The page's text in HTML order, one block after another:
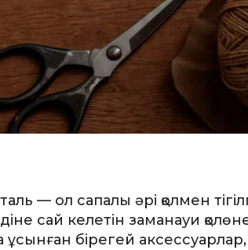
— ол сапалы әрі қолмен
сай келетін заманауи
бірегей аксессуарлар,